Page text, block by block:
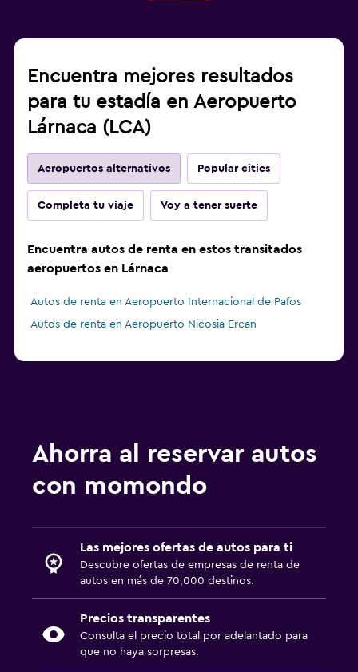
Encuentra mejores resultados
para tu estadía en Aeropuerto
Lárnaca (LCA)
Aeropuertos alternativos Popular cities
Completa tu viaje Voy a tener suerte
Encuentra autos de renta en estos transitados
aeropuertos en Lárnaca
Autos de renta en Aeropuerto Internacional de Pafos
Autos de renta en Aeropuerto Nicosia Ercan
Ahorra al reservar autos
con momondo
Las mejores ofertas de autos para ti
Descubre ofertas de empresas de renta de
autos en más de 70,000 destinos.
Precios transparentes
Consulta el precio total por adelantado para
que no haya sorpresas.